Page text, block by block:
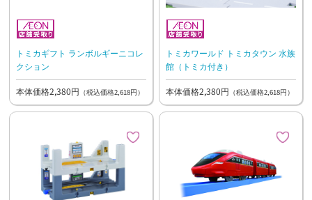
トミカギフト ランボルギーニコレ
クション
本体価格2,380円 （税込価格2,618円）
トミカワールド トミカタウン 水族
館（トミカ付き）
本体価格2,380円 （税込価格2,618円）